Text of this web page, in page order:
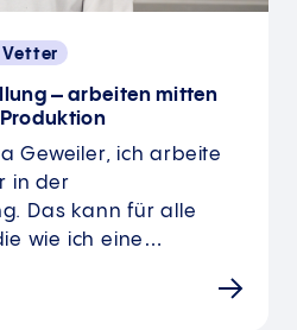
Vetter
– arbeiten mitten
Geweiler, ich arbeite
in der
Das kann für alle
wie ich eine…